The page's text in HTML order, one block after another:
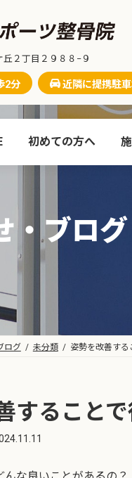
２丁目２９８８−９
2分 近隣に提携駐
初めての方へ
・ブログ
ログ 未分類 姿勢を改善す
すること